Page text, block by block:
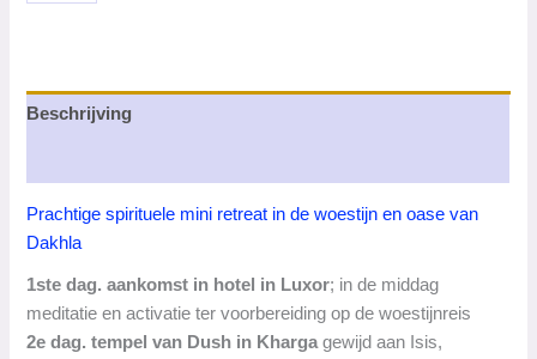
oase
aantal
Beschrijving
Prachtige spirituele mini retreat in de woestijn en oase van
Dakhla
1ste dag. aankomst in hotel in Luxor; in de middag
meditatie en activatie ter voorbereiding op de woestijnreis
2e dag. tempel van Dush in Kharga gewijd aan Isis,